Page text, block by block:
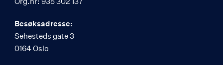
Besøksadresse:
Sehesteds gate 3
0164 Oslo